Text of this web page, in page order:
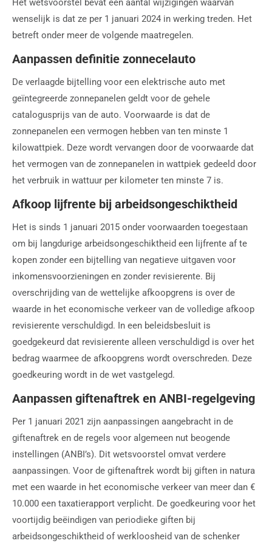
Het wetsvoorstel bevat een aantal wijzigingen waarvan
wenselijk is dat ze per 1 januari 2024 in werking treden. Het
betreft onder meer de volgende maatregelen.
Aanpassen definitie zonnecelauto
De verlaagde bijtelling voor een elektrische auto met
geïntegreerde zonnepanelen geldt voor de gehele
catalogusprijs van de auto. Voorwaarde is dat de
zonnepanelen een vermogen hebben van ten minste 1
kilowattpiek. Deze wordt vervangen door de voorwaarde dat
het vermogen van de zonnepanelen in wattpiek gedeeld door
het verbruik in wattuur per kilometer ten minste 7 is.
Afkoop lijfrente bij arbeidsongeschiktheid
Het is sinds 1 januari 2015 onder voorwaarden toegestaan
om bij langdurige arbeidsongeschiktheid een lijfrente af te
kopen zonder een bijtelling van negatieve uitgaven voor
inkomensvoorzieningen en zonder revisierente. Bij
overschrijding van de wettelijke afkoopgrens is over de
waarde in het economische verkeer van de volledige afkoop
revisierente verschuldigd. In een beleidsbesluit is
goedgekeurd dat revisierente alleen verschuldigd is over het
bedrag waarmee de afkoopgrens wordt overschreden. Deze
goedkeuring wordt in de wet vastgelegd.
Aanpassen giftenaftrek en ANBI-regelgeving
Per 1 januari 2021 zijn aanpassingen aangebracht in de
giftenaftrek en de regels voor algemeen nut beogende
instellingen (ANBI’s). Dit wetsvoorstel omvat verdere
aanpassingen. Voor de giftenaftrek wordt bij giften in natura
met een waarde in het economische verkeer van meer dan €
10.000 een taxatierapport verplicht. De goedkeuring voor het
voortijdig beëindigen van periodieke giften bij
arbeidsongeschiktheid of werkloosheid van de schenker